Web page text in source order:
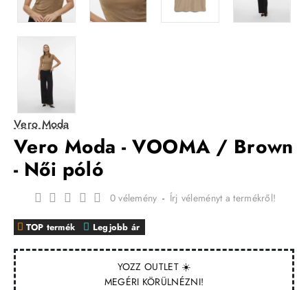
Vero Moda
Vero Moda - VOOMA / Brown
- Női póló
YOZZ OUTLET ☀️
MEGÉRI KÖRÜLNÉZNI!
TOP termék Legjobb ár
0 vélemény - Írj véleményt a termékről!